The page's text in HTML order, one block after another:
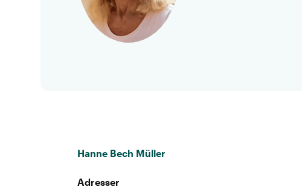
Hanne Bech Müller
Adresser